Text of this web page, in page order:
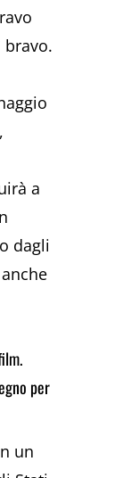
bravo.
a
dagli
per
un